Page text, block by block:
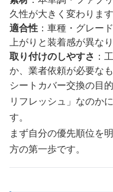
久性が大きく変わります
適合性 ：車種・グレー
上がりと装着感が異な
取り付けのしやすさ ：
か、業者依頼が必要な
シートカバー交換の目
リフレッシュ」なのか
す。
まず自分の優先順位を
方の第一歩です。